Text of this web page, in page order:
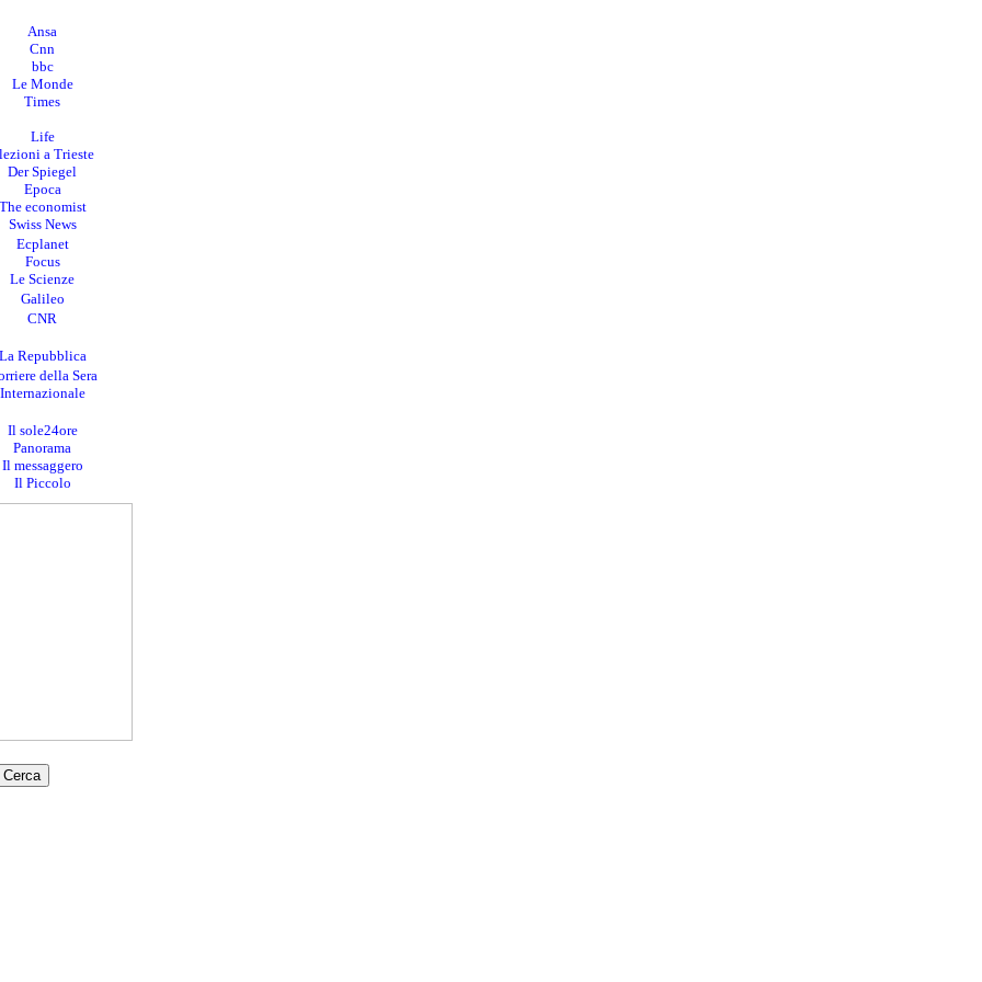
Ansa
Cnn
bbc
Le Monde
Times
Life
a Trieste
Der Spiegel
Epoca
economist
Swiss News
Ecplanet
Focus
Le Scienze
Galileo
CNR
Repubblica
della Sera
Internazionale
Il sole24ore
Panorama
Il messaggero
Il Piccolo